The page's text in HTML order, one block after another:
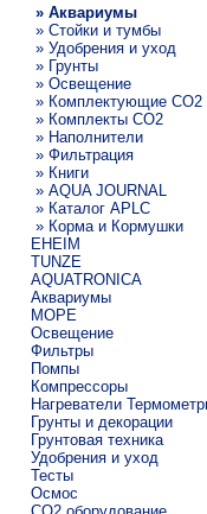
» Аквариумы
» Стойки и тумбы
» Удобрения и уход
» Грунты
» Освещение
» Комплектующие СО2
» Комплекты CO2
» Наполнители
» Фильтрация
» Книги
» AQUA JOURNAL
» Каталог APLC
» Корма и Кормушки
EHEIM
TUNZE
AQUATRONICA
Аквариумы
МОРЕ
Освещение
Фильтры
Помпы
Компрессоры
Нагреватели
Грунты и декорации
Грунтовая техника
Удобрения и уход
Тесты
Осмос